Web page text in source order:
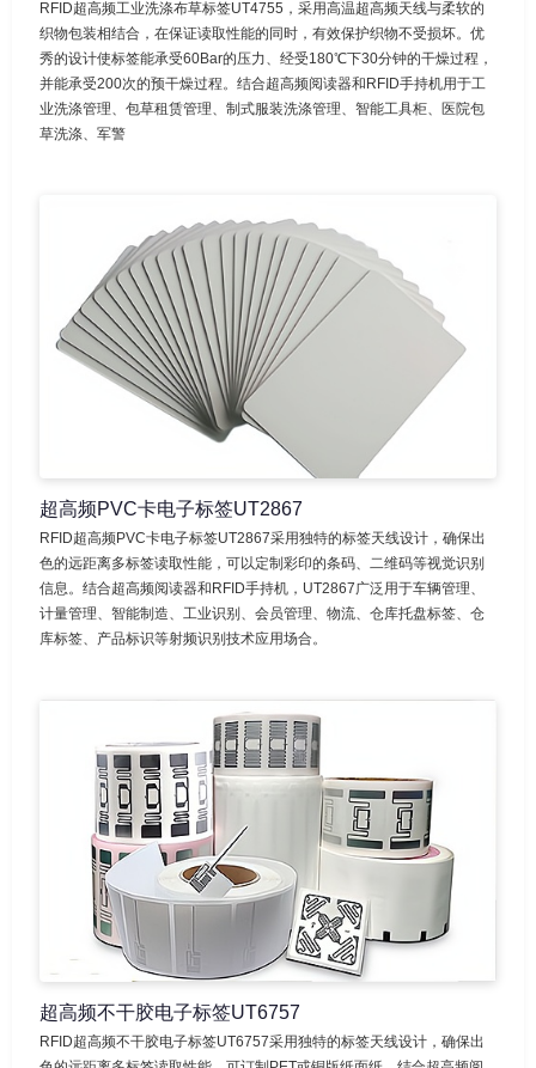
RFID超高频工业洗涤布草标签UT4755，采用高温超高频天线与柔软的
织物包装相结合，在保证读取性能的同时，有效保护织物不受损坏。优
秀的设计使标签能承受60Bar的压力、经受180℃下30分钟的干燥过程，
并能承受200次的预干燥过程。结合超高频阅读器和RFID手持机用于工
业洗涤管理、包草租赁管理、制式服装洗涤管理、智能工具柜、医院包
草洗涤、军警
超高频PVC卡电子标签UT2867
RFID超高频PVC卡电子标签UT2867采用独特的标签天线设计，确保出
色的远距离多标签读取性能，可以定制彩印的条码、二维码等视觉识别
信息。结合超高频阅读器和RFID手持机，UT2867广泛用于车辆管理、
计量管理、智能制造、工业识别、会员管理、物流、仓库托盘标签、仓
库标签、产品标识等射频识别技术应用场合。
超高频不干胶电子标签UT6757
RFID超高频不干胶电子标签UT6757采用独特的标签天线设计，确保出